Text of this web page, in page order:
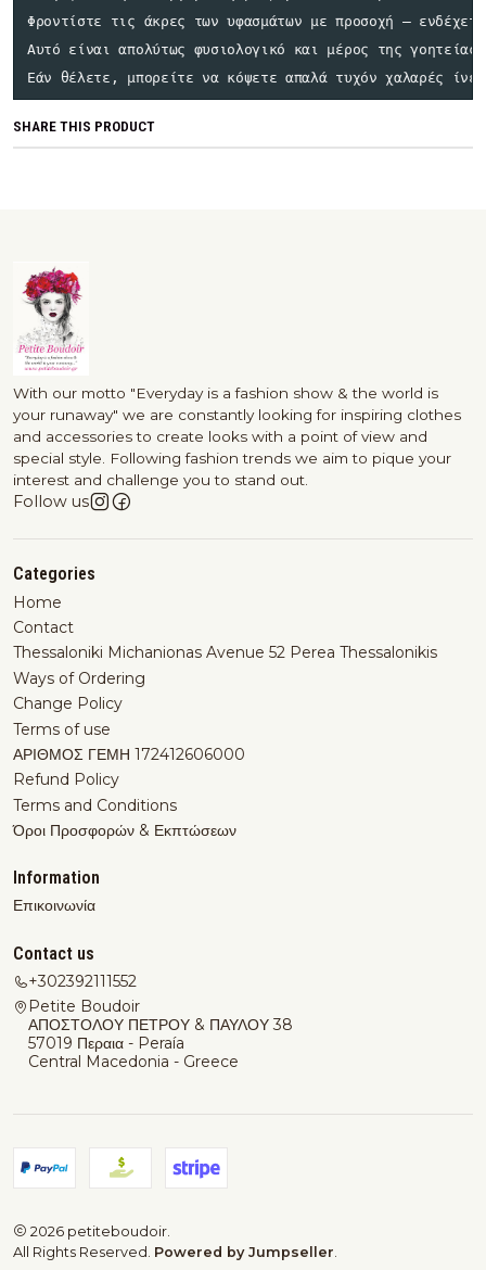
Φροντίστε τις άκρες των υφασμάτων με προσοχή —
Αυτό είναι απολύτως φυσιολογικό και μέρος της
Εάν θέλετε, μπορείτε να κόψετε απαλά τυχόν χαλαρές
SHARE THIS PRODUCT
With our motto "Everyday is a fashion show & the world is
your runaway" we are constantly looking for inspiring clothes
and accessories to create looks with a point of view and
special style. Following fashion trends we aim to pique your
interest and challenge you to stand out.
Follow us
Categories
Home
Contact
Thessaloniki Michanionas Avenue 52 Perea Thessalonikis
Ways of Ordering
Change Policy
Terms of use
ΑΡΙΘΜΟΣ ΓΕΜΗ 172412606000
Refund Policy
Terms and Conditions
Όροι Προσφορών & Εκπτώσεων
Information
Επικοινωνία
Contact us
+302392111552
Petite Boudoir
ΑΠΟΣΤΟΛΟΥ ΠΕΤΡΟΥ & ΠΑΥΛΟΥ 38
57019 Περαια - Peraía
Central Macedonia - Greece
2026 petiteboudoir.
All Rights Reserved. Powered by Jumpseller.